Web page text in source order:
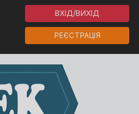
ВХІД/ВИХІД
РЕЄСТРАЦІЯ